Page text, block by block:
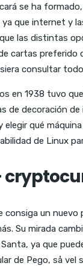
se ha
que internet y
las distintas
cartas
consultar
en 1938 tuvo
de decoración
qué
de Linux
un
Su mirada
ya que
de Pego, så